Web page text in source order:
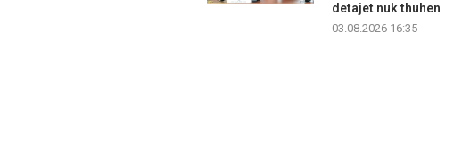
detajet nuk thuhen
03.08.2026 16:35